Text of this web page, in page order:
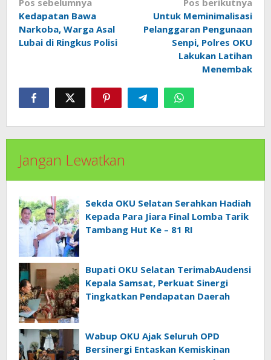
pos
Kedapatan Bawa
Narkoba, Warga Asal
Lubai di Ringkus Polisi
Untuk Meminimalisasi
Pelanggaran Pengunaan
Senpi, Polres OKU
Lakukan Latihan
Menembak
Jangan Lewatkan
Sekda OKU Selatan Serahkan Hadiah
Kepada Para Jiara Final Lomba Tarik
Tambang Hut Ke – 81 RI
Bupati OKU Selatan TerimabAudensi
Kepala Samsat, Perkuat Sinergi
Tingkatkan Pendapatan Daerah
Wabup OKU Ajak Seluruh OPD
Bersinergi Entaskan Kemiskinan